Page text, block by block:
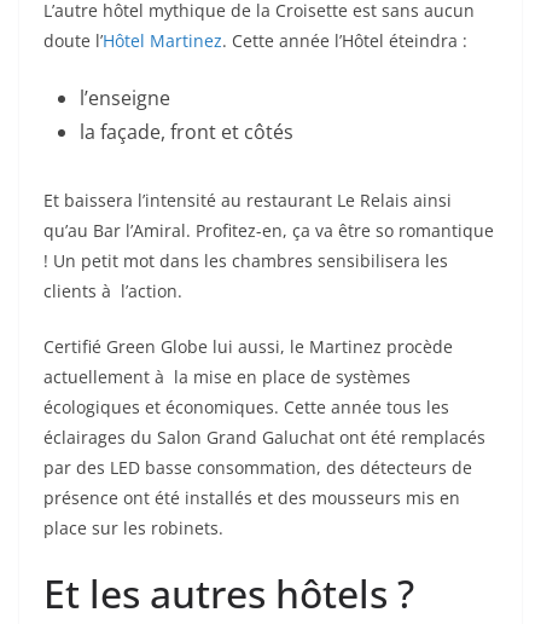
L’autre hôtel mythique de la Croisette est sans aucun
doute l’Hôtel Martinez. Cette année l’Hôtel éteindra :
l’enseigne
la façade, front et côtés
Et baissera l’intensité au restaurant Le Relais ainsi
qu’au Bar l’Amiral. Profitez-en, ça va être so romantique
! Un petit mot dans les chambres sensibilisera les
clients à l’action.
Certifié Green Globe lui aussi, le Martinez procède
actuellement à la mise en place de systèmes
écologiques et économiques. Cette année tous les
éclairages du Salon Grand Galuchat ont été remplacés
par des LED basse consommation, des détecteurs de
présence ont été installés et des mousseurs mis en
place sur les robinets.
Et les autres hôtels ?